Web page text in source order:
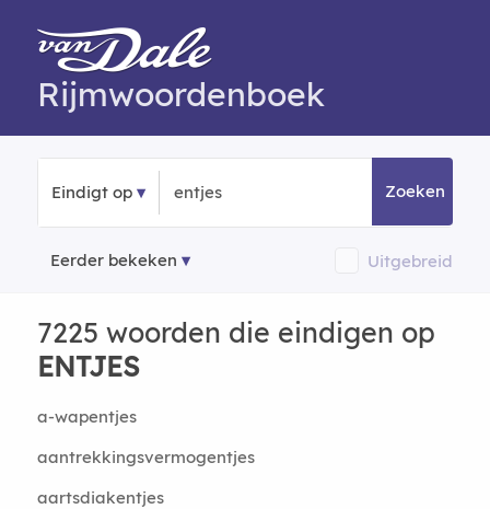
Rijmwoordenboek
Eindigt op Zoeken
Eerder bekeken Uitgebreid
7225 woorden die eindigen op
ENTJES
a-wapentjes
aantrekkingsvermogentjes
aartsdiakentjes